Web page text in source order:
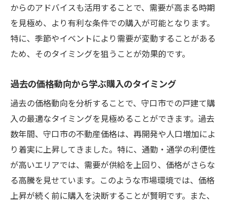
価格帯別に見る戸建ての特徴
人気エリアの住環境と生活利便性
地域別の価格比較とその要因
新興住宅地の成長ポテンシャル
守口市の住宅購入で知っておくべき地域特性と
市場動向
地域特性が購入判断に与える影響
守口市の人口動態と住宅市場への影響
地域イベントと暮らしの魅力
市場動向を理解するためのデータ分析
からのアドバイスも活用することで、需要が高まる時期
を見極め、より有利な条件での購入が可能となります。
特に、季節やイベントにより需要が変動することがある
ため、そのタイミングを狙うことが効果的です。
過去の価格動向から学ぶ購入のタイミング
過去の価格動向を分析することで、守口市での戸建て購
入の最適なタイミングを見極めることができます。過去
数年間、守口市の不動産価格は、再開発や人口増加によ
り着実に上昇してきました。特に、通勤・通学の利便性
が高いエリアでは、需要が供給を上回り、価格がさらな
る高騰を見せています。このような市場環境では、価格
上昇が続く前に購入を決断することが賢明です。また、